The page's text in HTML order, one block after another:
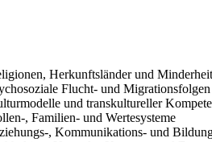
Herkunftsländer und
Flucht- und Migrationsfolgen
und transkultureller
, Familien- und Wertesysteme
, Kommunikations- und